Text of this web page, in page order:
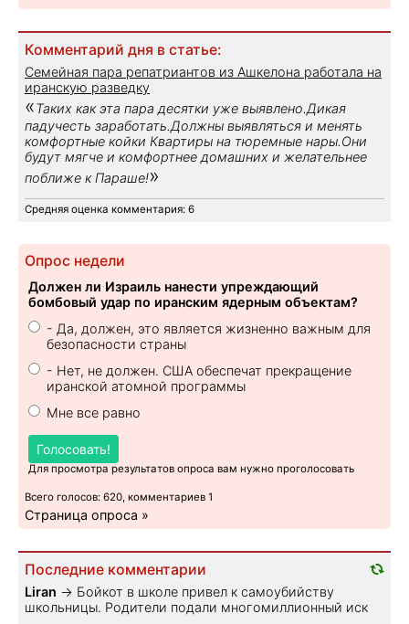
Комментарий дня в статье:
Семейная пара репатриантов из Ашкелона работала на
иранскую разведку
«Таких как эта пара десятки уже выявлено.Дикая
падучесть заработать.Должны выявляться и менять
комфортные койки Квартиры на тюремные нары.Они
будут мягче и комфортнее домашних и желательнее
поближе к Параше!»
Средняя оценка комментария: 6
Опрос недели
Должен ли Израиль нанести упреждающий
бомбовый удар по иранским ядерным объектам?
- Да, должен, это является жизненно важным для
безопасности страны
- Нет, не должен. США обеспечат прекращение
иранской атомной программы
Мне все равно
Голосовать!
Для просмотра результатов опроса вам нужно проголосовать
Всего голосов: 620, комментариев 1
Страница опроса »
Последние комментарии
Liran → Бойкот в школе привел к самоубийству
школьницы. Родители подали многомиллионный иск